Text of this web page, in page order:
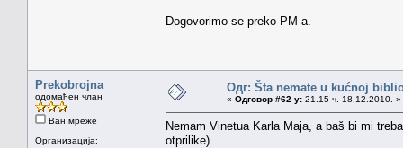
Dogovorimo se preko PM-a.
Prekobrojna
одомаћен члан
Ван мреже
Организација:
Одг: Šta nemate u kućnoj
« Одговор #62 у: 21.15 ч. 18.12.2010. »
Nemam Vinetua Karla Maja, a baš bi mi
otprilike).